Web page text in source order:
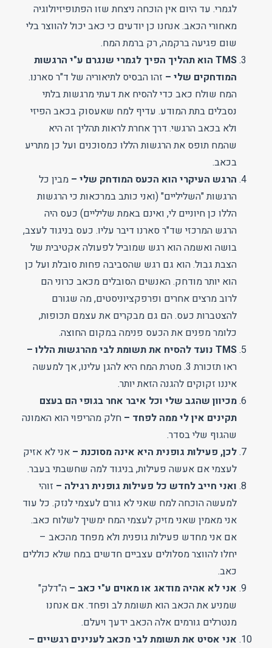
לגמרי. עד היום אין הוכחה ניצחת שזו הפתופיזיולוגיה
מאחורי הכאב. אנחנו כן יודעים כי כאב יכול להווצר בלי
שום פגיעה ברקמה, רק ברמת המח.
TMS הוא תהליך הפיך לגמרי שנגרם ע"י הרגשות
המודחקים שלי – זהו הבסיס לתיאוריה של ד"ר סארנו.
המח שולח כאב כדי להסיח את דעתי מרגשות בלתי
נסבלים בתת המודע. עדיף למח שאעסוק בכאב הפיזי
ולא בכאב הרגשי. דרך אחרת לראות תהליך זה היא
שהמח תופס את הרגשות הללו כמסוכנים ועל כן מתריע
בכאב.
הרגש העיקרי הוא הכעס המודחק שלי – מבין כל
הרגשות "השליליים" (ואני כותב במרכאות כי הרגשות
הללו כן חיוניים לי, ואינם באמת שליליים) כעס היה
הרגש המרכזי שד"ר סארנו דיבר עליו. כעס בניגוד לעצב,
בושה ואשמה הוא רגש שמוביל לפעולה אקטיבית של
הצבת גבול. הוא גם רגש שהסביבה פחות סובלת ועל כן
הוא יותר מודחק. האנשים הסובלים מכאב כרוני הם
לרוב מרצים אחרים ופרפקציוניסטים, מה שגורם
להצטברות כעס. הם גם מבקרים את עצמם תכופות,
כלומר מפנים את הכעס פנימה במקום החוצה.
TMS נועד להסיח את תשומת לבי מהרגשות הללו –
ראו תזכורת 3. מטרת המח היא להגן עלינו, אך למעשה
איננו זקוקים להגנה הזאת יותר.
מכיוון שהגב שלי וכל איבר אחר בגופי הם בעצם
תקינים אין לי ממה לפחד –חלק מהריפוי הוא האמונה
שהגוף שלי בסדר.
לכן, פעילות גופנית היא אינה מסוכנת –אני לא אזיק
לעצמי אם אעשה פעילות, בניגוד למה שחשבתי בעבר.
ואני חייב לחדש כל פעילות גופנית רגילה – זוהי
למעשה הוכחה למח שאני לא גורם לעצמי לנזק. כל עוד
אני מאמין שאני מזיק לעצמי המח ימשיך לשלוח כאב.
אם אני מחדש פעילות גופנית ולא מפחד מהכאב –
יחלו להווצר מסלולים עצביים חדשים במח שלא כוללים
כאב.
אני לא אהיה מודאג או מאוים ע"י כאב –ה"דלק"
שמניע את הכאב הוא תשומת לב ופחד. אם אנחנו
מנטרלים גורמים אלה הכאב ידעך ויעלם.
אני אסיט את תשומת לבי מכאב לענינים רגשיים –